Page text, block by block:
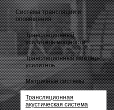
Система трансляции и
оповещения
Трансляционный
усилитель мощности
Трансляционный микшер-
усилитель
Матричные системы
Трансляционная
акустическая система